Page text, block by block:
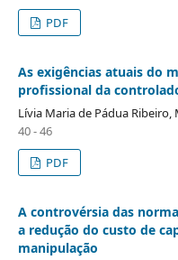
PDF
As exigências atuais do
profissional da
Lívia Maria de Pádua Ribeiro,
40 - 46
PDF
A controvérsia das
a redução do custo de
manipulação